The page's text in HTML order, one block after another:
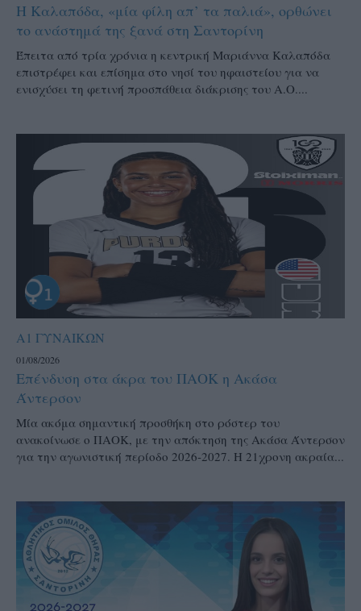
Η Καλαπόδα, «μία φίλη απ’ τα παλιά», ορθώνει
το ανάστημά της ξανά στη Σαντορίνη
Έπειτα από τρία χρόνια η κεντρική Μαριάννα Καλαπόδα
επιστρέφει και επίσημα στο νησί του ηφαιστείου για να
ενισχύσει τη φετινή προσπάθεια διάκρισης του Α.Ο....
Α1 ΓΥΝΑΙΚΩΝ
01/08/2026
Επένδυση στα άκρα του ΠΑΟΚ η Ακάσα
Άντερσον
Μία ακόμα σημαντική προσθήκη στο ρόστερ του
ανακοίνωσε ο ΠΑΟΚ, με την απόκτηση της Ακάσα Άντερσον
για την αγωνιστική περίοδο 2026-2027. Η 21χρονη ακραία...